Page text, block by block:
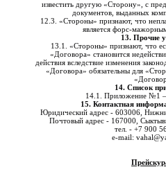
известить другую «Сторону», с
документов, выданных
12.3. «Стороны» признают, что
является форс-
13. Прочие
13.1. «Стороны» признают, что
«Договора» становится
действия вследствие изменения
«Договора» обязательны для
14. Список
14.1. Приложение №1
15. Контактная
Юридический адрес - 603006,
Почтовый адрес - 167000,
тел. - +7 900
e-mail: